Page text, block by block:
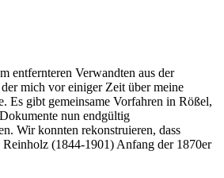
entfernteren Verwandten aus der
mich vor einiger Zeit über meine
Es gibt gemeinsame Vorfahren in Rößel,
nun endgültig
Wir konnten rekonstruieren, dass
Reinholz (1844-1901) Anfang der 1870er